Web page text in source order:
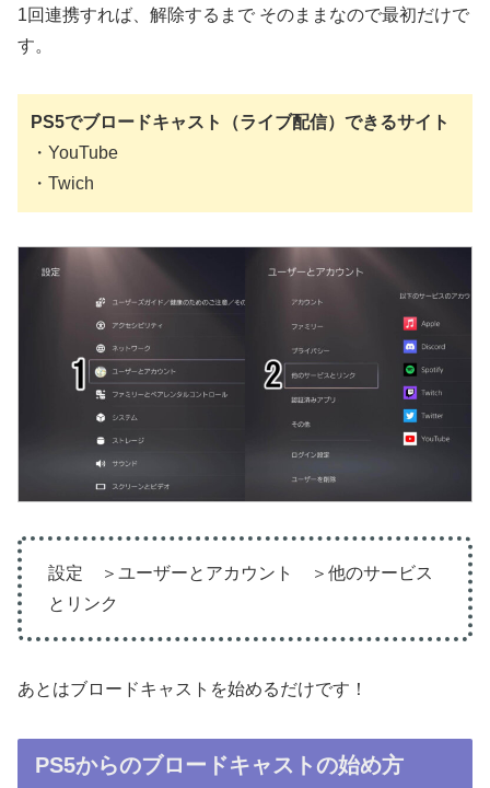
1回連携すれば、解除するまで そのままなので最初だけで
す。
PS5でブロードキャスト （ライブ配信） できるサイト
・YouTube
・Twich
設定 ＞ユーザーとアカウント ＞他のサービス
とリンク
あとはブロードキャストを始めるだけです！
PS5からのブロードキャストの始め方